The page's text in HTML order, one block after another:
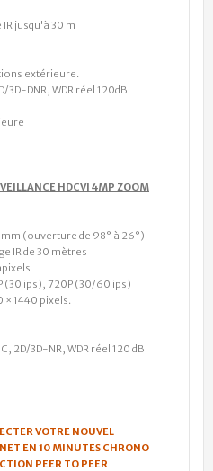
jusqu'à 30 m
extérieure.
3D-DNR, WDR réel 120dB
HDCVI 4MP ZOOM
(ouverture de 98° à 26°)
IR de 30 mètres
(30 ips), 720P (30/60 ips)
× 1440 pixels.
2D/3D-NR, WDR réel 120 dB
VOTRE NOUVEL
EN 10 MINUTES CHRONO
PEER TO PEER